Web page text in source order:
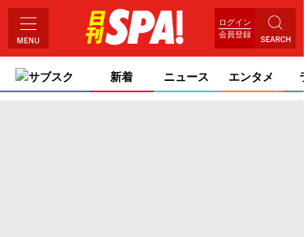
ログイン
会員登録
サブスク 新着 ニュース エンタメ